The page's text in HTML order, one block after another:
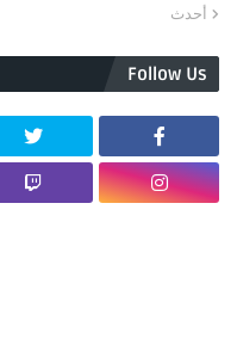
أحدث
Follow Us